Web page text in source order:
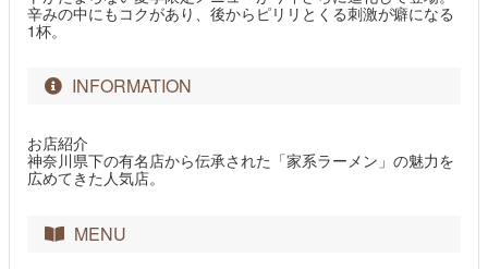
辛みの中にもコクがあり、後からピリリとくる刺激が癖になる
1杯。
INFORMATION
お店紹介
神奈川県下の有名店から伝承された「家系ラーメン」の魅力を
広めてきた人気店。
MENU